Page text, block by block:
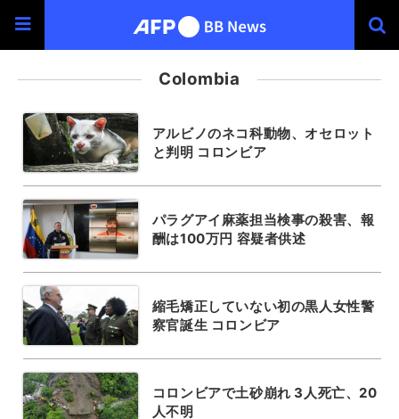
Colombia
アルビノのネコ科動物、オセロット
と判明 コロンビア
パラグアイ麻薬担当検事の殺害、報
酬は100万円 容疑者供述
縮毛矯正していない初の黒人女性警
察官誕生 コロンビア
コロンビアで土砂崩れ 3人死亡、20
人不明